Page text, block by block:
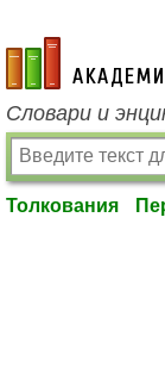
academic.ru
Словари и
Толкования